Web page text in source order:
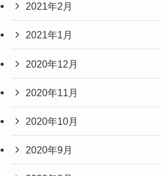
2021年2月
2021年1月
2020年12月
2020年11月
2020年10月
2020年9月